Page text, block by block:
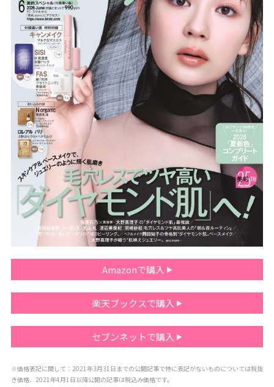
Amazonで購入
楽天ブックスで購入
セブンネットで購入
※価格表記に関して：2021年3月31日までの公開記事で特に表記がないものについては税抜
き価格、2021年4月1日以降公開の記事は税込み価格です。